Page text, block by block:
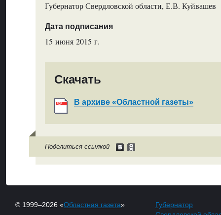
Губернатор Свердловской области, Е.В. Куйвашев
Дата подписания
15 июня 2015 г.
Скачать
В архиве «Областной газеты»
Поделиться ссылкой
© 1999–2026 «Областная газета»
Губернатор